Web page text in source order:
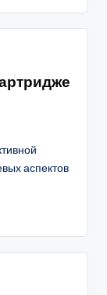
аспектов